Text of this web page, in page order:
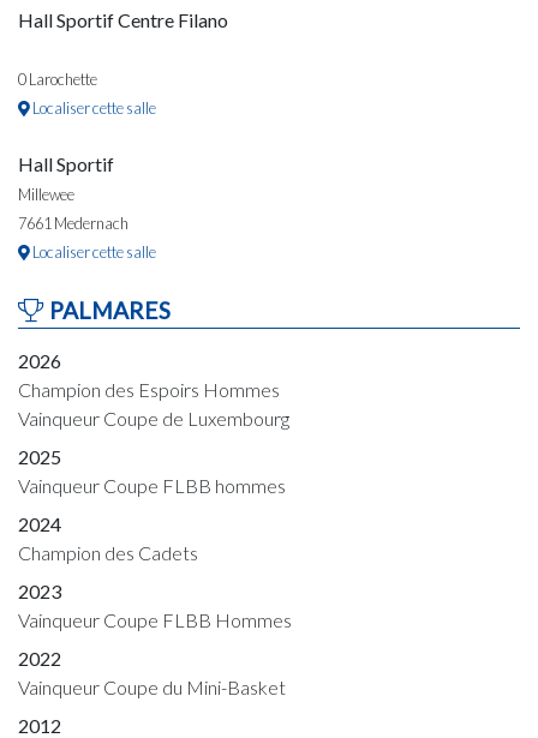
Hall Sportif Centre Filano
0 Larochette
Localiser cette salle
Hall Sportif
Millewee
7661 Medernach
Localiser cette salle
PALMARES
2026
Champion des Espoirs Hommes
Vainqueur Coupe de Luxembourg
2025
Vainqueur Coupe FLBB hommes
2024
Champion des Cadets
2023
Vainqueur Coupe FLBB Hommes
2022
Vainqueur Coupe du Mini-Basket
2012